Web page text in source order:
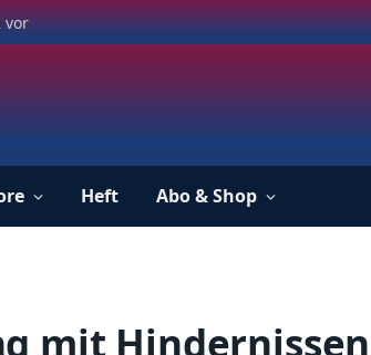
vor
Heft Abo & Shop
mit Hindernissen